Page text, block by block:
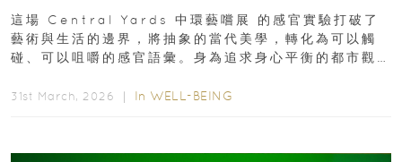
這場 Central Yards 中環藝嚐展 的感官實驗打破了
藝術與生活的邊界，將抽象的當代美學，轉化為可以觸
碰、可以咀嚼的感官語彙。身為追求身心平衡的都市觀
31st March, 2026 ｜ In WELL-BEING